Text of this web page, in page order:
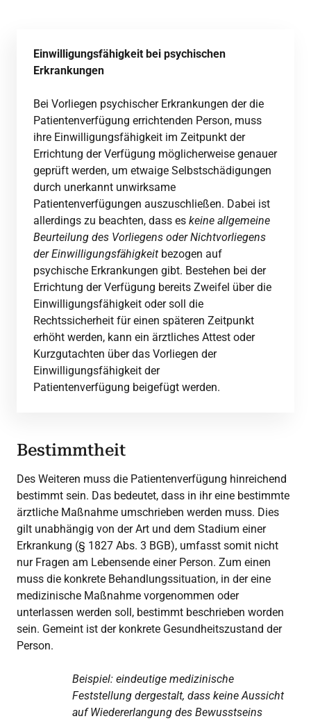
Einwilligungsfähigkeit bei psychischen
Erkrankungen
Bei Vorliegen psychischer Erkrankungen der die
Patientenverfügung errichtenden Person, muss
ihre Einwilligungsfähigkeit im Zeitpunkt der
Errichtung der Verfügung möglicherweise genauer
geprüft werden, um etwaige Selbstschädigungen
durch unerkannt unwirksame
Patientenverfügungen auszuschließen. Dabei ist
allerdings zu beachten, dass es keine allgemeine
Beurteilung des Vorliegens oder Nichtvorliegens
der Einwilligungsfähigkeit bezogen auf
psychische Erkrankungen gibt. Bestehen bei der
Errichtung der Verfügung bereits Zweifel über die
Einwilligungsfähigkeit oder soll die
Rechtssicherheit für einen späteren Zeitpunkt
erhöht werden, kann ein ärztliches Attest oder
Kurzgutachten über das Vorliegen der
Einwilligungsfähigkeit der
Patientenverfügung beigefügt werden.
Bestimmtheit
Des Weiteren muss die Patientenverfügung hinreichend
bestimmt sein. Das bedeutet, dass in ihr eine bestimmte
ärztliche Maßnahme umschrieben werden muss. Dies
gilt unabhängig von der Art und dem Stadium einer
Erkrankung (§ 1827 Abs. 3 BGB), umfasst somit nicht
nur Fragen am Lebensende einer Person. Zum einen
muss die konkrete Behandlungssituation, in der eine
medizinische Maßnahme vorgenommen oder
unterlassen werden soll, bestimmt beschrieben worden
sein. Gemeint ist der konkrete Gesundheitszustand der
Person.
Beispiel: eindeutige medizinische
Feststellung dergestalt, dass keine Aussicht
auf Wiedererlangung des Bewusstseins